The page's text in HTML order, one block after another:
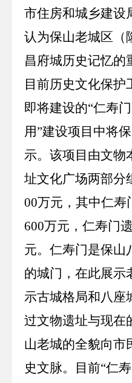
市住房和城乡建设
认为保山老城区（
昌府城历史记忆的
目前历史文化保护
即将建设的“仁寿
用”建设项目中将
示。该项目由文物
址文化广场两部分
00万元，其中仁寿
600万元，仁寿门
元。仁寿门是保山
的城门，在此展示
示古城格局和八座
过文物遗址与现在
山老城的全貌向市
史文脉。目前“仁